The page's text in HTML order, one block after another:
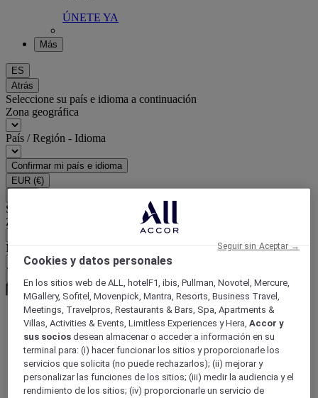
ÚNETE YA
Más
ES
Atrás
Seleccione su país e idioma a continuación
Zona geográfica
País / Región - Idioma
Confirmar mi país e idioma
EUR (€)
Seleccione su moneda a continuación
Zona geográfica
Moneda
World
Europe
France
Corsica
Cookies y datos personales
En los sitios web de ALL, hotelF1, ibis, Pullman, Novotel, Mercure,
MGallery, Sofitel, Movenpick, Mantra, Resorts, Business Travel,
Meetings, Travelpros, Restaurants & Bars, Spa, Apartments &
Villas, Activities & Events, Limitless Experiences y Hera,Accor y
sus socios desean almacenar o acceder a información en su
terminal para: (i) hacer funcionar los sitios y proporcionarle los
servicios que solicita (no puede rechazarlos); (ii) mejorar y
personalizar las funciones de los sitios; (iii) medir la audiencia y el
rendimiento de los sitios; (iv) proporcionarle un servicio de
Seguir sin Aceptar →